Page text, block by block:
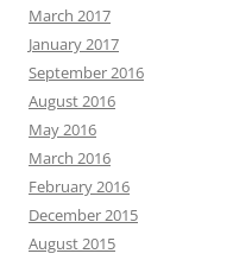
March 2017
January 2017
September 2016
August 2016
May 2016
March 2016
February 2016
December 2015
August 2015